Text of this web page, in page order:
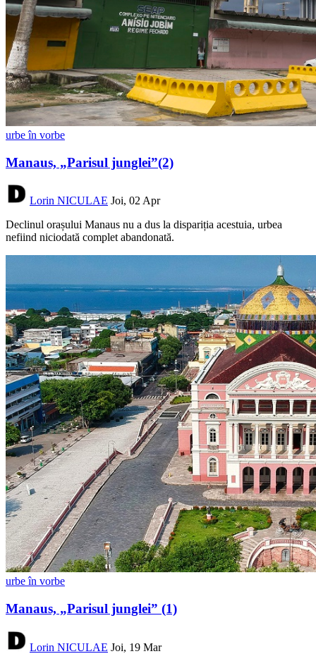
urbe în vorbe
Manaus, „Parisul junglei”(2)
Lorin NICULAE Joi, 02 Apr
Declinul orașului Manaus nu a dus la dispariția acestuia, urbea
nefiind niciodată complet abandonată.
urbe în vorbe
Manaus, „Parisul junglei” (1)
Lorin NICULAE Joi, 19 Mar